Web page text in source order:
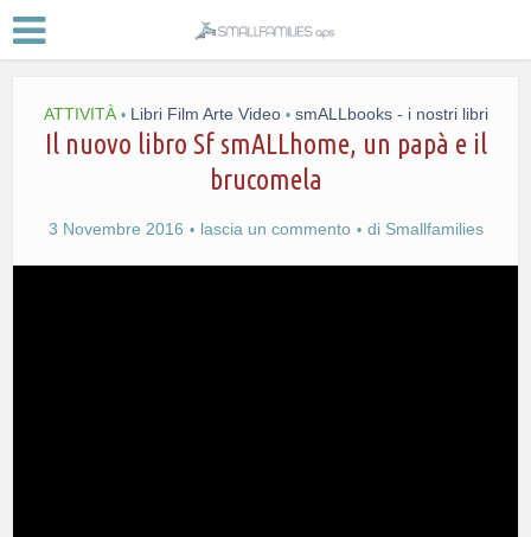
ATTIVITÀ • Libri Film Arte Video • smALLbooks - i nostri libri
Il nuovo libro Sf smALLhome, un papà e il
brucomela
3 Novembre 2016 lascia un commento di Smallfamilies